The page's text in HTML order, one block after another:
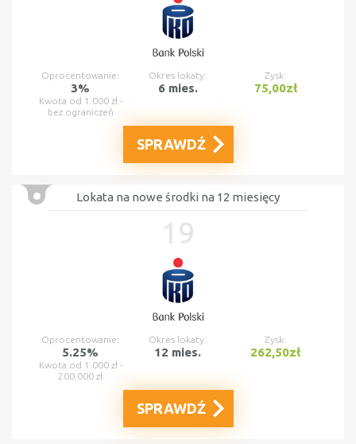
Oprocentowanie: Okres lokaty: Zysk:
3% 6 mies. 75,00zł
Kwota od 1.000 zł -
bez ograniczeń
SPRAWDŹ
Lokata na nowe środki na 12 miesięcy
19
Oprocentowanie: Okres lokaty: Zysk:
5.25% 12 mies. 262,50zł
Kwota od 1.000 zł -
200.000 zł
SPRAWDŹ